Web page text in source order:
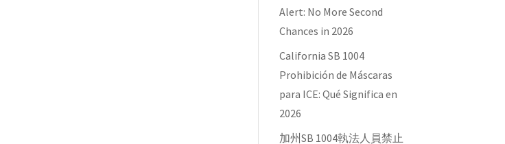
Alert: No More Second
Chances in 2026
California SB 1004
Prohibición de Máscaras
para ICE: Qué Significa en
2026
加州SB 1004執法人員禁止